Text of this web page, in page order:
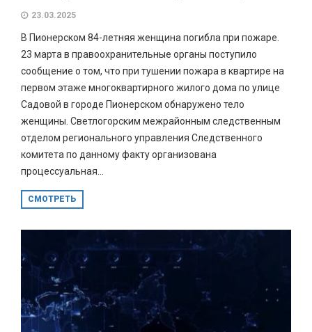
23.03.2025
В Пионерском 84-летняя женщина погибла при пожаре.
23 марта в правоохранительные органы поступило
сообщение о том, что при тушении пожара в квартире на
первом этаже многоквартирного жилого дома по улице
Садовой в городе Пионерском обнаружено тело
женщины. Светлогорским межрайонным следственным
отделом регионального управления Следственного
комитета по данному факту организована
процессуальная...
СМОТРЕТЬ